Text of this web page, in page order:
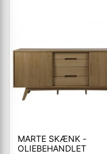
MARTE SKÆNK -
OLIEBEHANDLET